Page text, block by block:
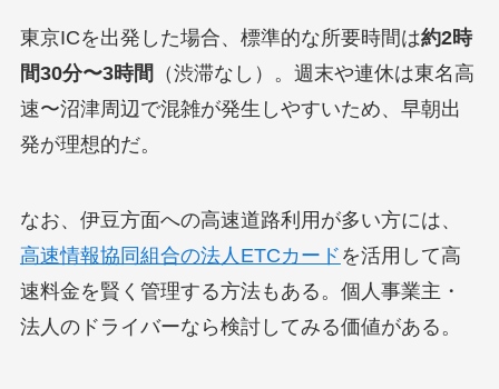
東京ICを出発した場合、標準的な所要時間は約2時
間30分〜3時間 （渋滞なし）。週末や連休は東名高
速〜沼津周辺で混雑が発生しやすいため、早朝出
発が理想的だ。
なお、伊豆方面への高速道路利用が多い方には、
高速情報協同組合の法人ETCカード を活用して高
速料金を賢く管理する方法もある。個人事業主・
法人のドライバーなら検討してみる価値がある。